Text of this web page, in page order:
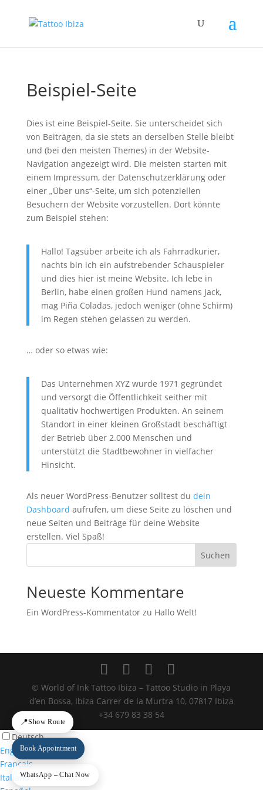
Beispiel-Seite
Dies ist eine Beispiel-Seite. Sie unterscheidet sich
von Beiträgen, da sie stets an derselben Stelle bleibt
und (bei den meisten Themes) in der Website-
Navigation angezeigt wird. Die meisten starten mit
einem Impressum, der Datenschutzerklärung oder
einer „Über uns“-Seite, um sich potenziellen
Besuchern der Website vorzustellen. Dort könnte
zum Beispiel stehen:
Hallo! Tagsüber arbeite ich als Fahrradkurier,
nachts bin ich ein aufstrebender Schauspieler
und dies hier ist meine Website. Ich lebe in
Berlin, habe einen großen Hund namens Jack,
mag Piña Coladas, jedoch weniger (ohne Schirm)
im Regen stehen gelassen zu werden.
… oder so etwas wie:
Das Unternehmen XYZ wurde 1971 gegründet
und versorgt die Öffentlichkeit seither mit
qualitativ hochwertigen Produkten. An seinem
Standort in einer kleinen Großstadt beschäftigt
der Betrieb über 2.000 Menschen und
unterstützt die Stadtbewohner in vielfacher
Hinsicht.
Als neuer WordPress-Benutzer solltest du dein
Dashboard aufrufen, um diese Seite zu löschen und
neue Seiten und Beiträge für deine Website
erstellen. Viel Spaß!
Suchen
Neueste Kommentare
Ein WordPress-Kommentatorzu Hallo Welt!
© World of Ink Tattoo Ibiza – Tattoo Studio in Playa
d’en Bossa, Ibiza Carrer de la Murtra 10, 07817 Ibiza
+34 679 83 38 54
WhatsApp – Chat Now
Book Appointment
📍Show Route
Deutsch
English
Français
Italiano